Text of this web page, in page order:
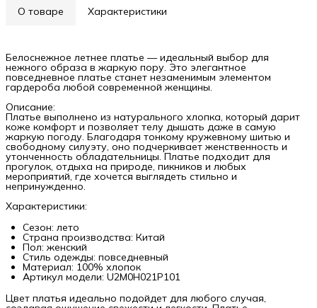
О товаре Характеристики
Белоснежное летнее платье — идеальный выбор для
нежного образа в жаркую пору. Это элегантное
повседневное платье станет незаменимым элементом
гардероба любой современной женщины.
Описание:
Платье выполнено из натурального хлопка, который дарит
коже комфорт и позволяет телу дышать даже в самую
жаркую погоду. Благодаря тонкому кружевному шитью и
свободному силуэту, оно подчеркивает женственность и
утонченность обладательницы. Платье подходит для
прогулок, отдыха на природе, пикников и любых
мероприятий, где хочется выглядеть стильно и
непринужденно.
Характеристики:
Сезон: лето
Страна производства: Китай
Пол: женский
Стиль одежды: повседневный
Материал: 100% хлопок
Артикул модели: U2M0H021P101
Цвет платья идеально подойдет для любого случая,